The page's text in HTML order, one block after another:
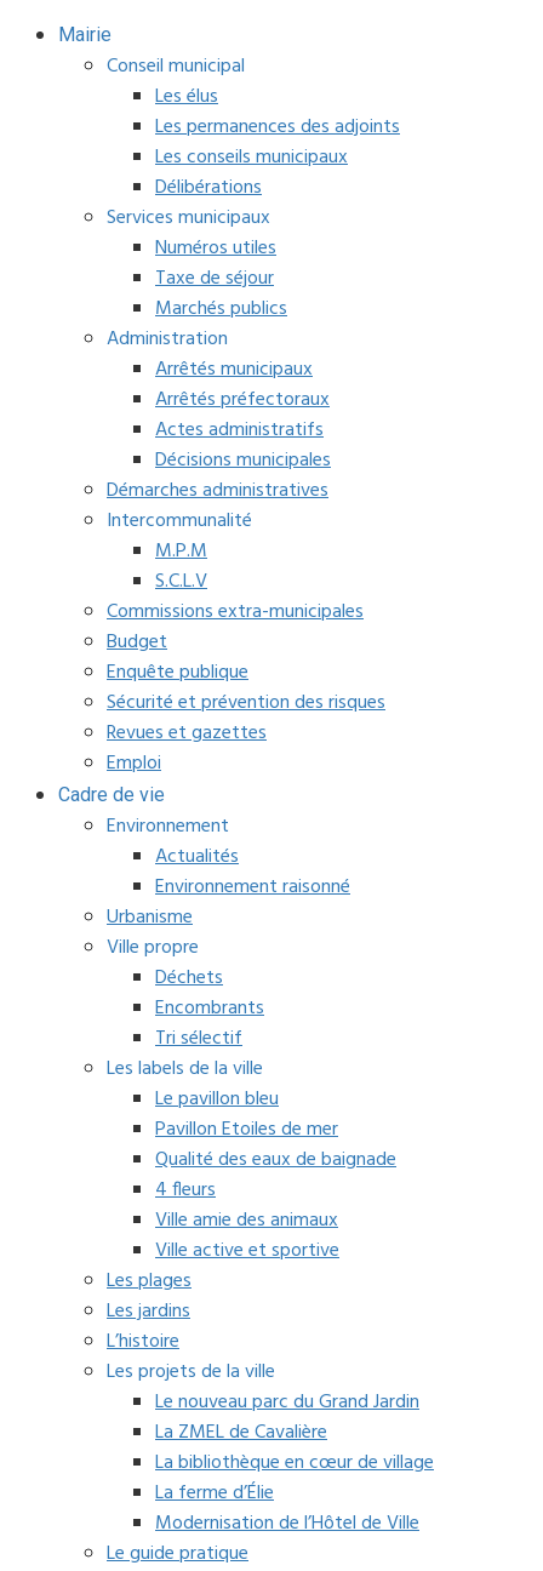
Mairie
Conseil municipal
Les élus
Les permanences des adjoints
Les conseils municipaux
Délibérations
Services municipaux
Numéros utiles
Taxe de séjour
Marchés publics
Administration
Arrêtés municipaux
Arrêtés préfectoraux
Actes administratifs
Décisions municipales
Démarches administratives
Intercommunalité
M.P.M
S.C.L.V
Commissions extra-municipales
Budget
Enquête publique
Sécurité et prévention des risques
Revues et gazettes
Emploi
Cadre de vie
Environnement
Actualités
Environnement raisonné
Urbanisme
Ville propre
Déchets
Encombrants
Tri sélectif
Les labels de la ville
Le pavillon bleu
Pavillon Etoiles de mer
Qualité des eaux de baignade
4 fleurs
Ville amie des animaux
Ville active et sportive
Les plages
Les jardins
L’histoire
Les projets de la ville
Le nouveau parc du Grand Jardin
La ZMEL de Cavalière
La bibliothèque en cœur de village
La ferme d’Élie
Modernisation de l’Hôtel de Ville
Le guide pratique